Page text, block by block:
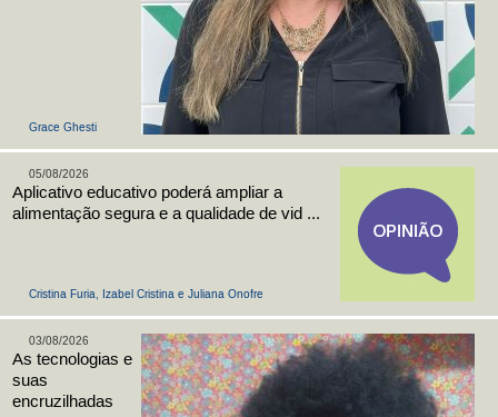
Grace Ghesti
Cristina Furia, Izabel Cristina e Juliana Onofre
05/08/2026
Aplicativo educativo poderá ampliar a
alimentação segura e a qualidade de vid ...
03/08/2026
As tecnologias e
suas
encruzilhadas